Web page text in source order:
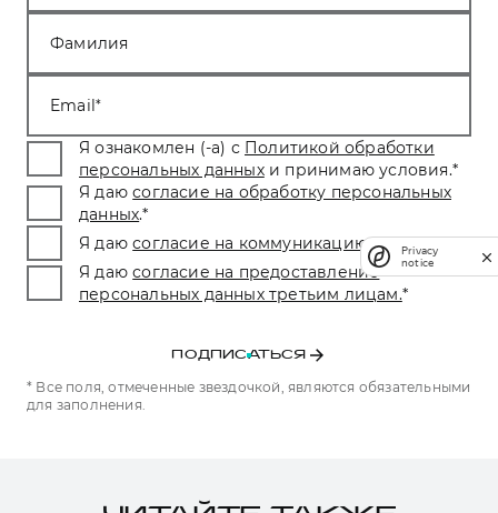
Фамилия
Email
Я ознакомлен (-а) с Политикой обработки
персональных данных и принимаю условия.*
Я даю согласие на обработку персональных
данных.*
Я даю согласие на коммуникацию.*
Я даю согласие на предоставление
персональных данных третьим лицам.*
ПОДПИСАТЬСЯ
* Все поля, отмеченные звездочкой, являются обязательными
для заполнения.
Privacy
notice